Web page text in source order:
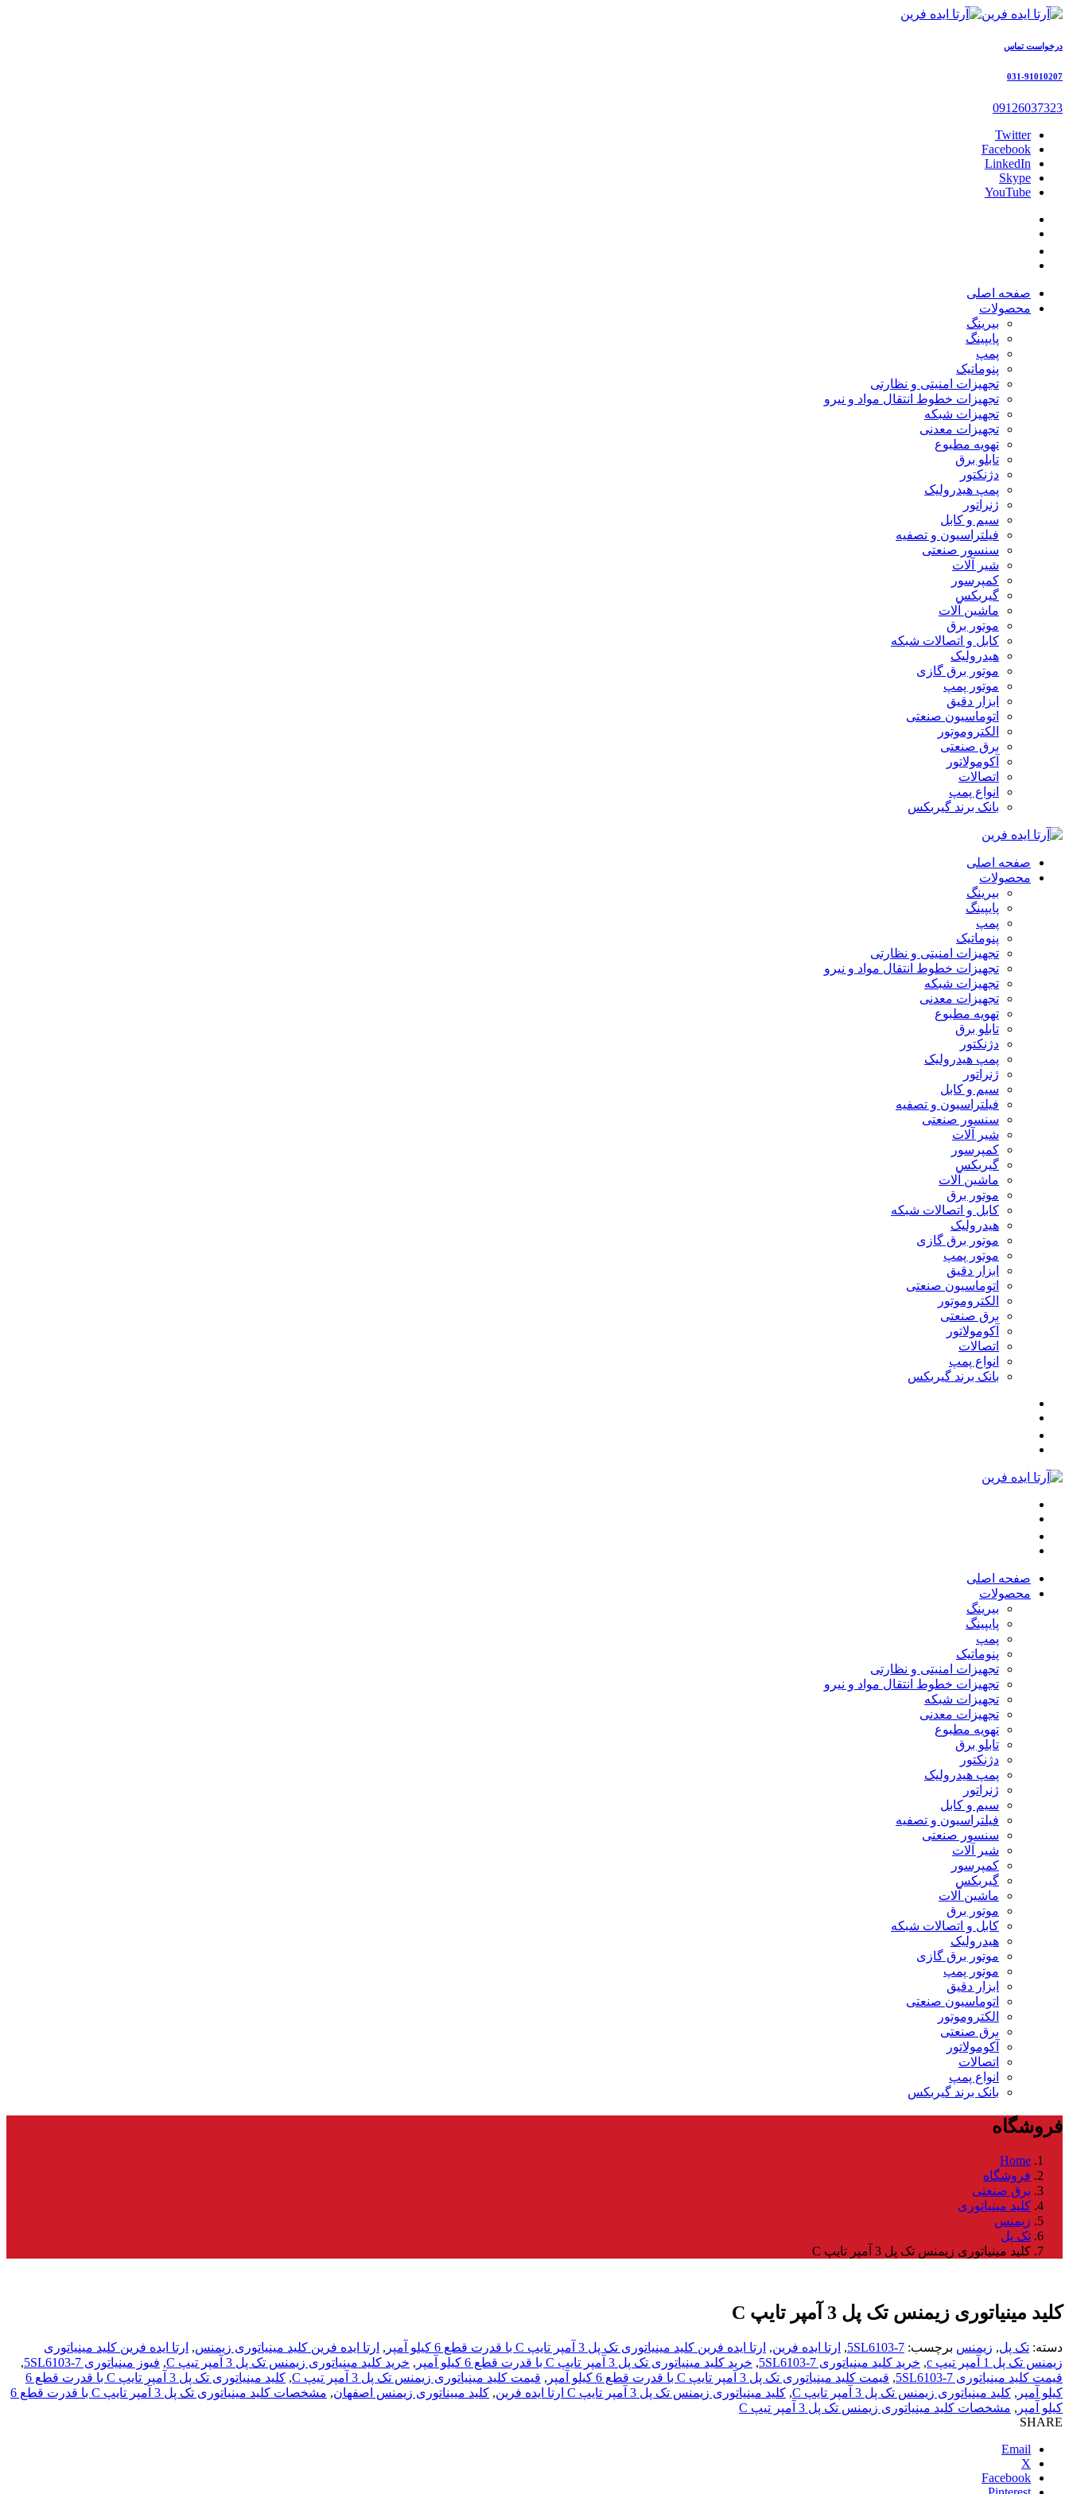
درخواست تماس
031-91010207
09126037323
Twitter
Facebook
LinkedIn
Skype
YouTube
صفحه اصلی
محصولات
بیرینگ
پایپینگ
پمپ
پنوماتیک
تجهیزات امنیتی و نظارتی
تجهیزات خطوط انتقال مواد و نیرو
تجهیزات شبکه
تجهیزات معدنی
تهویه مطبوع
تابلو برق
دژنکتور
پمپ هیدرولیک
ژنراتور
سیم و کابل
فیلتراسیون و تصفیه
سنسور صنعتی
شیر آلات
کمپرسور
گیربکس
ماشین آلات
موتور برق
کابل و اتصالات شبکه
هیدرولیک
موتور برق گازی
موتور پمپ
ابزار دقیق
اتوماسیون صنعتی
الکتروموتور
برق صنعتی
آکومولاتور
اتصالات
انواع پمپ
بانک برند گیربکس
صفحه اصلی
محصولات
بیرینگ
پایپینگ
پمپ
پنوماتیک
تجهیزات امنیتی و نظارتی
تجهیزات خطوط انتقال مواد و نیرو
تجهیزات شبکه
تجهیزات معدنی
تهویه مطبوع
تابلو برق
دژنکتور
پمپ هیدرولیک
ژنراتور
سیم و کابل
فیلتراسیون و تصفیه
سنسور صنعتی
شیر آلات
کمپرسور
گیربکس
ماشین آلات
موتور برق
کابل و اتصالات شبکه
هیدرولیک
موتور برق گازی
موتور پمپ
ابزار دقیق
اتوماسیون صنعتی
الکتروموتور
برق صنعتی
آکومولاتور
اتصالات
انواع پمپ
بانک برند گیربکس
صفحه اصلی
محصولات
بیرینگ
پایپینگ
پمپ
پنوماتیک
تجهیزات امنیتی و نظارتی
تجهیزات خطوط انتقال مواد و نیرو
تجهیزات شبکه
تجهیزات معدنی
تهویه مطبوع
تابلو برق
دژنکتور
پمپ هیدرولیک
ژنراتور
سیم و کابل
فیلتراسیون و تصفیه
سنسور صنعتی
شیر آلات
کمپرسور
گیربکس
ماشین آلات
موتور برق
کابل و اتصالات شبکه
هیدرولیک
موتور برق گازی
موتور پمپ
ابزار دقیق
اتوماسیون صنعتی
الکتروموتور
برق صنعتی
آکومولاتور
اتصالات
انواع پمپ
بانک برند گیربکس
فروشگاه
Home
فروشگاه
برق صنعتی
کلید مینیاتوری
زیمنس
تک پل
کلید مینیاتوری زیمنس تک پل 3 آمپر تایپ C
کلید مینیاتوری زیمنس تک پل 3 آمپر تایپ C
دسته: تک پل, زیمنس برچسب: 5SL6103-7
, ارتا ایده فرین, ارتا ایده فرین کلید مینیاتوری تک پل 3 آمپر تایپ C با قدرت قطع 6 کیلو آمپر , ارتا ایده فرین کلید مینیاتوری زیمنس, ارتا ایده فرین کلید مینیاتوری
زیمنس تک پل 1 آمپر تیپ c
, خرید کلید مینیاتوری 5SL6103-7 , خرید کلید مینیاتوری تک پل 3 آمپر تایپ C با قدرت قطع 6 کیلو آمپر , خرید کلید مینیاتوری زیمنس تک پل 3 آمپر تیپ C , فیوز مینیاتوری 5SL6103-7
,
قیمت کلید مینیاتوری 5SL6103-7
, قیمت کلید مینیاتوری تک پل 3 آمپر تایپ C با قدرت قطع 6 کیلو آمپر , قیمت کلید مینیاتوری زیمنس تک پل 3 آمپر تیپ C ,
کلید مینیاتوری تک پل 3 آمپر تایپ C با قدرت قطع 6
کیلو آمپر , کلید مینیاتوری زیمنس تک پل 3 آمپر تایپ C , کلید مینیاتوری زیمنس تک پل 3 آمپر تایپ C ارتا ایده فرین , کلید مییناتوری زیمنس اصفهان,
مشخصات کلید مینیاتوری تک پل 3 آمپر تایپ C با قدرت قطع 6
کیلو آمپر , مشخصات کلید مینیاتوری زیمنس تک پل 3 آمپر تیپ C
SHARE
Email
X
Facebook